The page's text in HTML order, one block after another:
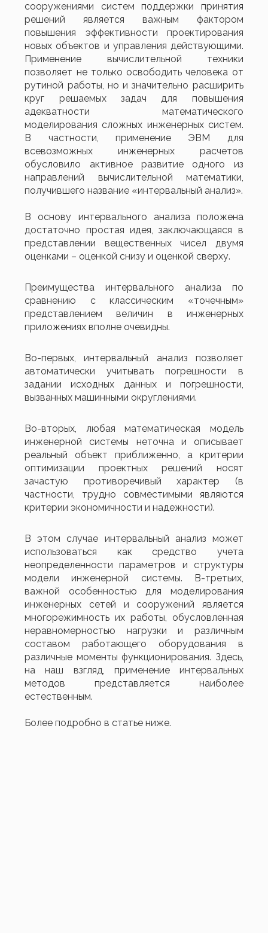
сооружениями систем поддержки принятия
решений является важным фактором
повышения эффективности проектирования
новых объектов и управления действующими.
Применение вычислительной техники
позволяет не только освободить человека от
рутиной работы, но и значительно расширить
круг решаемых задач для повышения
адекватности математического
моделирования сложных инженерных систем.
В частности, применение ЭВМ для
всевозможных инженерных расчетов
обусловило активное развитие одного из
направлений вычислительной математики,
получившего название «интервальный анализ».
В основу интервального анализа положена
достаточно простая идея, заключающаяся в
представлении вещественных чисел двумя
оценками – оценкой снизу и оценкой сверху.
Преимущества интервального анализа по
сравнению с классическим «точечным»
представлением величин в инженерных
приложениях вполне очевидны.
Во-первых, интервальный анализ позволяет
автоматически учитывать погрешности в
задании исходных данных и погрешности,
вызванных машинными округлениями.
Во-вторых, любая математическая модель
инженерной системы неточна и описывает
реальный объект приближенно, а критерии
оптимизации проектных решений носят
зачастую противоречивый характер (в
частности, трудно совместимыми являются
критерии экономичности и надежности).
В этом случае интервальный анализ может
использоваться как средство учета
неопределенности параметров и структуры
модели инженерной системы. В-третьих,
важной особенностью для моделирования
инженерных сетей и сооружений является
многорежимность их работы, обусловленная
неравномерностью нагрузки и различным
составом работающего оборудования в
различные моменты функционирования. Здесь,
на наш взгляд, применение интервальных
методов представляется наиболее
естественным.
Более подробно в статье ниже.